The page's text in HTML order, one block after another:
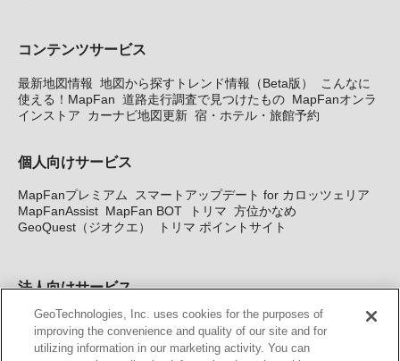
コンテンツサービス
最新地図情報 地図から探すトレンド情報（Beta版）
こんなに
使える！MapFan 道路走行調査で見つけたもの MapFanオンラ
インストア
カーナビ地図更新 宿・ホテル・旅館予約
個人向けサービス
MapFanプレミアム
スマートアップデート for カロッツェリア
MapFanAssist MapFan BOT トリマ 方位かなめ
GeoQuest（ジオクエ）
トリマ ポイントサイト
法人向けサービス
法人向け地図・位置情報サービス WEBサイト・システム向け地
図API Windows PC向け地図開発キット MapFan DB 住所確認
サービス
MAP WORLD+ トリマ広告 Geo-Research
GeoTechnologies, Inc. uses cookies for the purposes of
improving the convenience and quality of our site and for
utilizing information in our marketing activity. You can